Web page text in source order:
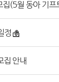
(5월 동아 기프
정
집 안내